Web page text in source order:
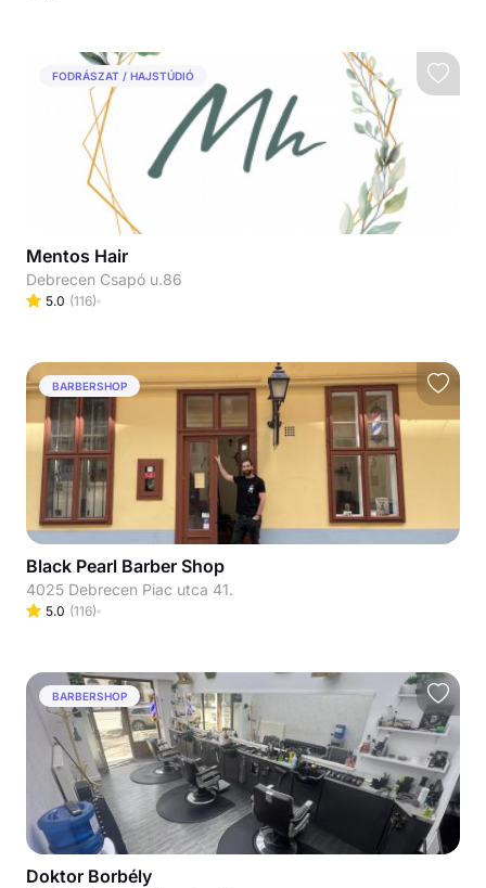
FODRÁSZAT / HAJSTÚDIÓ
Mentos Hair
Debrecen Csapó u.86
5.0 (116)
BARBERSHOP
Black Pearl Barber Shop
4025 Debrecen Piac utca 41.
5.0 (116)
BARBERSHOP
Doktor Borbély